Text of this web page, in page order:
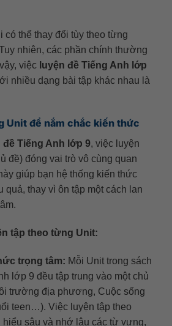
có thể thay đổi tùy theo từng
nhiên, các phần chính thường
việc luyện đề Tiếng Anh lớp
nhiều dạng bài tập khác nhau là
Unit để nắm chắc kiến thức
đề Tiếng Anh lớp 9, việc luyện
đề) đóng vai trò vô cùng quan
giúp bạn hệ thống kiến thức
quả, thay vì ôn tập một cách lan
tập theo từng Unit:
trọng tâm: Mỗi Unit trong sách
lớp 9 đều tập trung vào một chủ
trường địa phương, Cuộc sống
teen…). Việc luyện tập theo
sâu và nhớ lâu các từ vựng,